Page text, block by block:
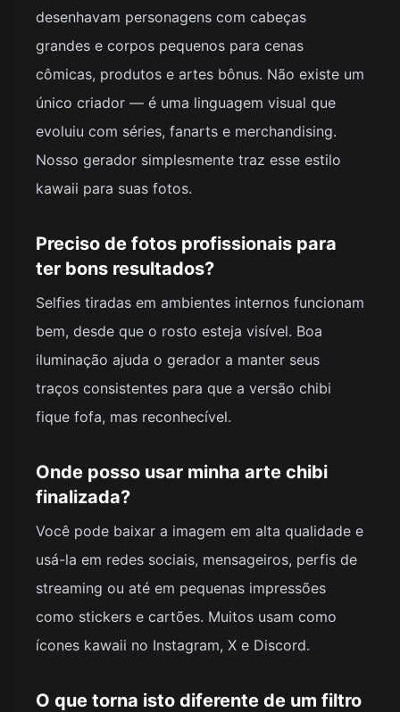
desenhavam personagens com cabeças
grandes e corpos pequenos para cenas
cômicas, produtos e artes bônus. Não existe um
único criador — é uma linguagem visual que
evoluiu com séries, fanarts e merchandising.
Nosso gerador simplesmente traz esse estilo
kawaii para suas fotos.
Preciso de fotos profissionais para
ter bons resultados?
Selfies tiradas em ambientes internos funcionam
bem, desde que o rosto esteja visível. Boa
iluminação ajuda o gerador a manter seus
traços consistentes para que a versão chibi
fique fofa, mas reconhecível.
Onde posso usar minha arte chibi
finalizada?
Você pode baixar a imagem em alta qualidade e
usá-la em redes sociais, mensageiros, perfis de
streaming ou até em pequenas impressões
como stickers e cartões. Muitos usam como
ícones kawaii no Instagram, X e Discord.
O que torna isto diferente de um filtro